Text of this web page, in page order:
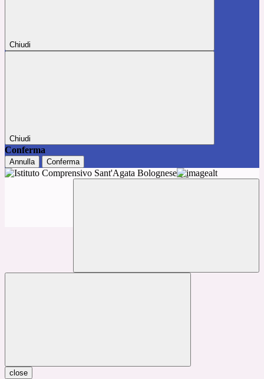
Chiudi
Chiudi
Conferma
Annulla Conferma
close